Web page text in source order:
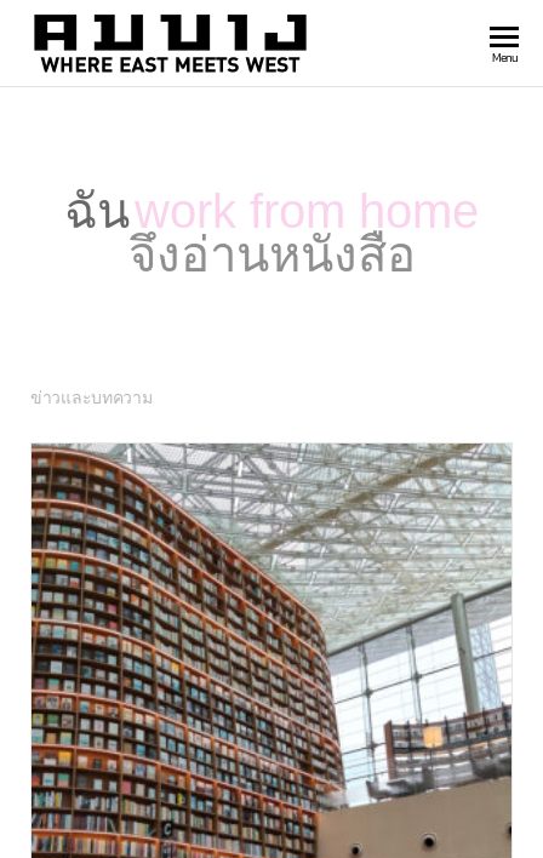
east
Menu
ฉันwork from home
จึงอ่านหนังสือ
ข่าวและบทความ